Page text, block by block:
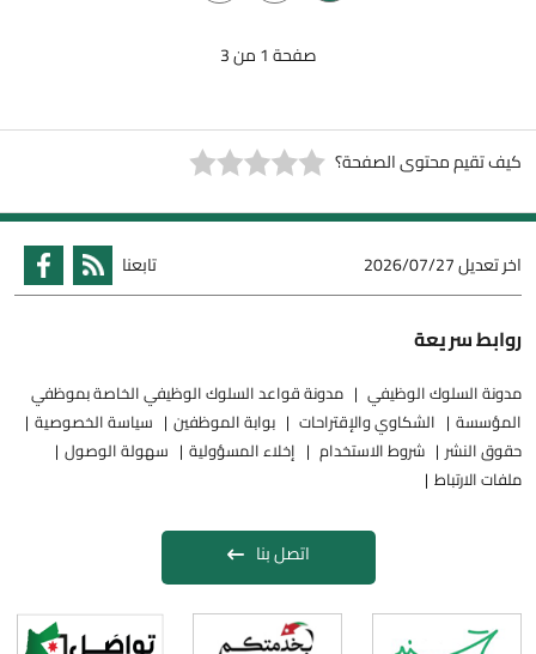
صفحة 1 من 3
كيف تقيم محتوى الصفحة؟
اخر تعديل2026/07/27 تابعنا
روابط سريعة
مدونة السلوك الوظيفي
مدونة قواعد السلوك الوظيفي الخاصة بموظفي
المؤسسة
الشكاوي والإقتراحات بوابة الموظفين
سياسة الخصوصية
حقوق النشر
شروط الاستخدام إخلاء المسؤولية
سهولة الوصول
ملفات الارتباط
اتصل بنا